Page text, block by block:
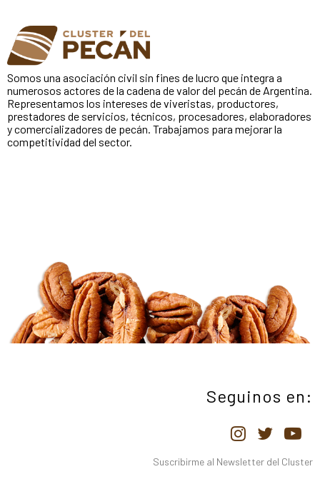
Somos una asociación civil sin fines de lucro que integra a
numerosos actores de la cadena de valor del pecán de Argentina.
Representamos los intereses de viveristas, productores,
prestadores de servicios, técnicos, procesadores, elaboradores
y comercializadores de pecán. Trabajamos para mejorar la
competitividad del sector.
Seguinos en:
Suscribirme al Newsletter del Cluster